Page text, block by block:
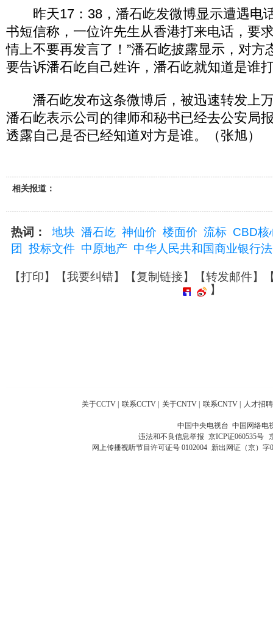
昨天17：38，潘石屹发微博显示遭遇电
书短信称，一位许先生从香港打来电话，要
情上不要再发言了！”潘石屹披露显示，对方
要告诉潘石屹自己姓许，潘石屹就知道是谁
潘石屹发布这条微博后，被迅速转发上
潘石屹表示公司的律师和秘书已经去公安局
透露自己是否已经知道对方是谁。（张旭）
相关报道：
热词： 地块 潘石屹 神仙价 楼面价 流标 CBD核
团
投标文件 中原地产 中华人民共和国商业银行法
【打印】【我要纠错】【复制链接】【转发邮件】
】
关于CCTV | 联系CCTV | 关于CNTV | 联系CNTV | 人才招聘
中国中央电视台 中国网络电
违法和不良信息举报 京ICP证060535号
网上传播视听节目许可证号 0102004 新出网证（京）